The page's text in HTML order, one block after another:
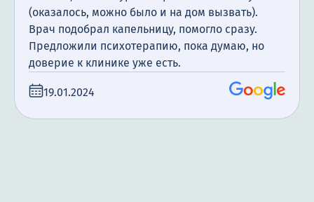
(оказалось, можно было и на дом вызвать).
Врач подобрал капельницу, помогло сразу.
Предложили психотерапию, пока думаю, но
доверие к клинике уже есть.
19.01.2024